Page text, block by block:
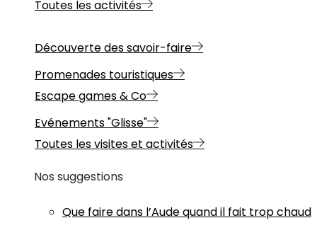
Toutes les activités
Découverte des savoir-faire
Promenades touristiques
Escape games & Co
Evénements "Glisse"
Toutes les visites et activités
Nos suggestions
Que faire dans l’Aude quand il fait trop chaud